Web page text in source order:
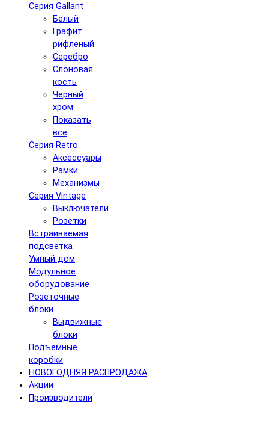
Серия Gallant
Белый
Графит
рифленый
Серебро
Слоновая
кость
Черный
хром
Показать
все
Серия Retro
Аксессуары
Рамки
Механизмы
Серия Vintage
Выключатели
Розетки
Встраиваемая
подсветка
Умный дом
Модульное
оборудование
Розеточные
блоки
Выдвижные
блоки
Подъемные
коробки
НОВОГОДНЯЯ РАСПРОДАЖА
Акции
Производители